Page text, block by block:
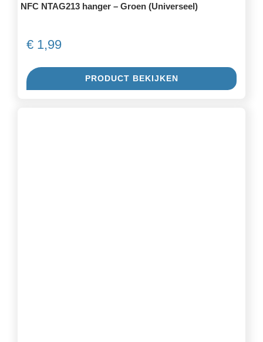
NFC NTAG213 hanger – Groen (Universeel)
€1,99
PRODUCT BEKIJKEN